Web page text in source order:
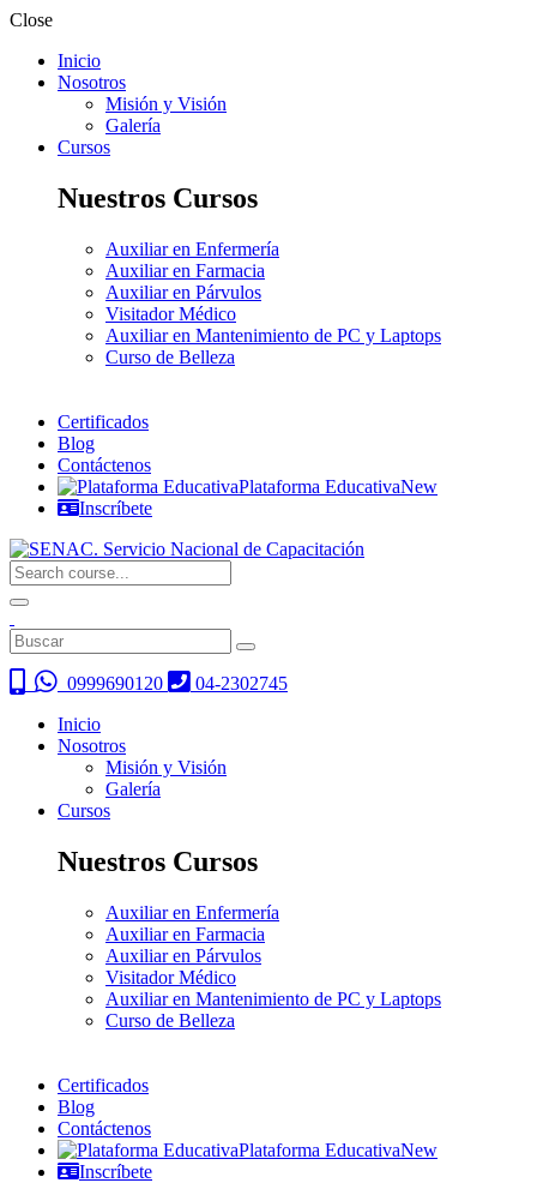
Close
Inicio
Nosotros
Misión y Visión
Galería
Cursos
Nuestros Cursos
Auxiliar en Enfermería
Auxiliar en Farmacia
Auxiliar en Párvulos
Visitador Médico
Auxiliar en Mantenimiento de PC y Laptops
Curso de Belleza
Certificados
Blog
Contáctenos
Plataforma EducativaNew
Inscríbete
0999690120
04-2302745
Inicio
Nosotros
Misión y Visión
Galería
Cursos
Nuestros Cursos
Auxiliar en Enfermería
Auxiliar en Farmacia
Auxiliar en Párvulos
Visitador Médico
Auxiliar en Mantenimiento de PC y Laptops
Curso de Belleza
Certificados
Blog
Contáctenos
Plataforma EducativaNew
Inscríbete